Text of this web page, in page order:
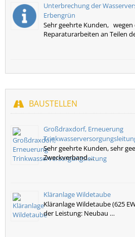
Unterbrechung der
Erbengrün
Sehr geehrte Kunden,
Reparaturarbeiten an Teilen
BAUSTELLEN
Großdraxdorf, Erneuerung
Sehr geehrte Kunden, sehr
Zweckverband …
Kläranlage Wildetaube
Kläranlage Wildetaube (625
der Leistung: Neubau …